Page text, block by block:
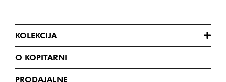
KOLEKCIJA
O KOPITARNI
PRODAJALNE